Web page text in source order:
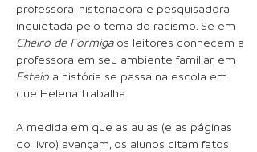
professora, historiadora e pesquisadora
inquietada pelo tema do racismo. Se em
Cheiro de Formigaos leitores conhecem a
professora em seu ambiente familiar, em
Esteio a história se passa na escola em
que Helena trabalha.
A medida em que as aulas (e as páginas
do livro) avançam, os alunos citam fatos